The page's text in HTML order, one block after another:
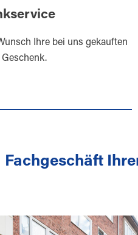
Ihre bei uns gekauften
Fachgeschäft